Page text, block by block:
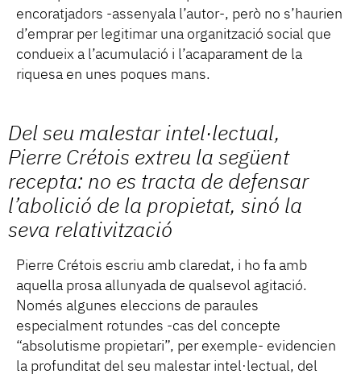
encoratjadors -assenyala l’autor-, però no s’haurien
d’emprar per legitimar una organització social que
condueix a l’acumulació i l’acaparament de la
riquesa en unes poques mans.
Del seu malestar intel·lectual,
Pierre Crétois extreu la següent
recepta: no es tracta de defensar
l’abolició de la propietat, sinó la
seva relativització
Pierre Crétois escriu amb claredat, i ho fa amb
aquella prosa allunyada de qualsevol agitació.
Només algunes eleccions de paraules
especialment rotundes -cas del concepte
“absolutisme propietari”, per exemple- evidencien
la profunditat del seu malestar intel·lectual, del